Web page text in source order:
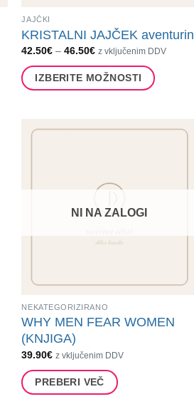
JAJČKI
KRISTALNI JAJČEK aventurin
42.50€ – 46.50€Cenovni
od
42.50€
do
z vključenim DDV
IZBERITE MOŽNOSTI
ima
NI NA ZALOGI
NEKATEGORIZIRANO
WHY MEN FEAR WOMEN
(KNJIGA)
39.90€ z vključenim DDV
PREBERI VEČ